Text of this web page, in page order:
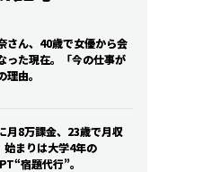
さん、40歳で女優から会
った現在。「今の仕事が
理由。
月8万課金、23歳で月収
始まりは大学4年の
宿題代行”。
さん、40歳で女優から会
った現在。「今の仕事が
理由。
月8万課金、23歳で月収
始まりは大学4年の
宿題代行”。